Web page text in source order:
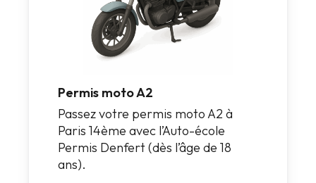
Permis moto A2
Passez votre permis moto A2 à
Paris 14ème avec l’Auto-école
Permis Denfert (dès l’âge de 18
ans).